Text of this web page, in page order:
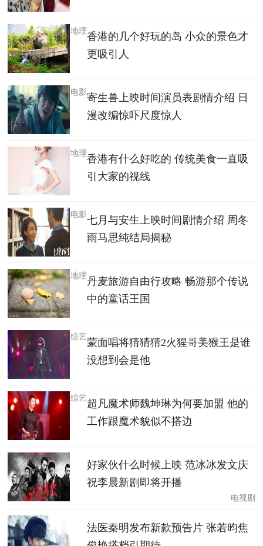
香港的几个好玩的岛 小众的景色才
更吸引人
地理
寄生兽上映时间演员表剧情介绍 日
漫改编惊吓尺度惊人
电影
香港有什么好吃的 传统美食一直吸
引大家的视线
地理
七月与安生上映时间剧情介绍 周冬
雨马思纯结局揭秘
电影
丹麦旅游自由行攻略 畅游那个传说
中的童话王国
地理
蒙面唱将猜猜猜2火猩哥美猴王是谁
没想到会是他
综艺
超凡魔术师魏坤琳为何要加盟 他的
工作跟魔术貌似不搭边
综艺
好家伙什么时候上映 范冰冰发文庆
祝李晨新剧即将开播
电视剧
法医秦明发布新款预告片 张若昀焦